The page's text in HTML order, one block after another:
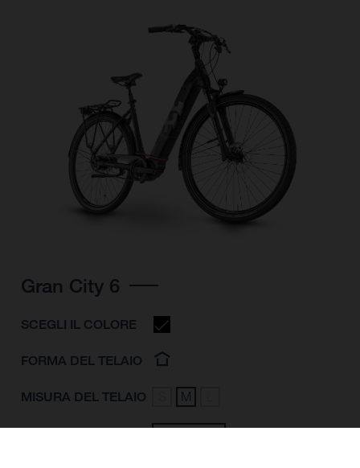
Gran City 6
SCEGLI IL COLORE
FORMA DEL TELAIO
MISURA DEL TELAIO M
MISURA DELLA
28"/622MM